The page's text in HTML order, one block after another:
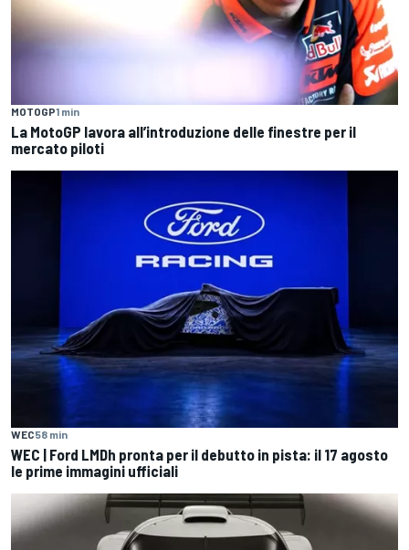
MOTOGP1 min
La MotoGP lavora all’introduzione delle finestre per il
mercato piloti
WEC58 min
WEC | Ford LMDh pronta per il debutto in pista: il 17 agosto
le prime immagini ufficiali